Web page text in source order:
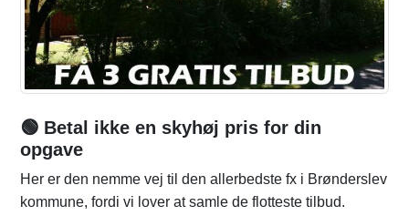
🟢 Betal ikke en skyhøj pris for din
opgave
Her er den nemme vej til den allerbedste fx i Brønderslev
kommune, fordi vi lover at samle de flotteste tilbud.